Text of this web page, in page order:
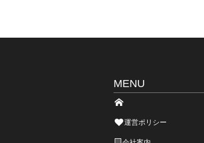
MENU
運営ポリシー